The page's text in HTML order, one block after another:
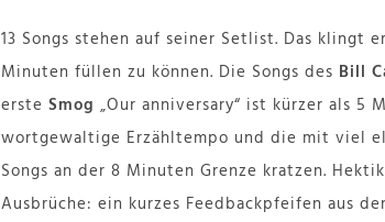
13 Songs stehen auf seiner Setlist. Das klingt
Minuten füllen zu können. Die Songs des Bill
erste Smog „Our anniversary“ ist kürzer als 5
wortgewaltige Erzähltempo und die mit viel
Songs an der 8 Minuten Grenze kratzen.
Ausbrüche: ein kurzes Feedbackpfeifen aus